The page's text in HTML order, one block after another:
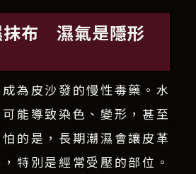
抹布 濕氣是隱形
為皮沙發的慢性毒藥。水
能導致染色、變形，甚至
的是，長期潮濕會讓皮革
特別是經常受壓的部位。